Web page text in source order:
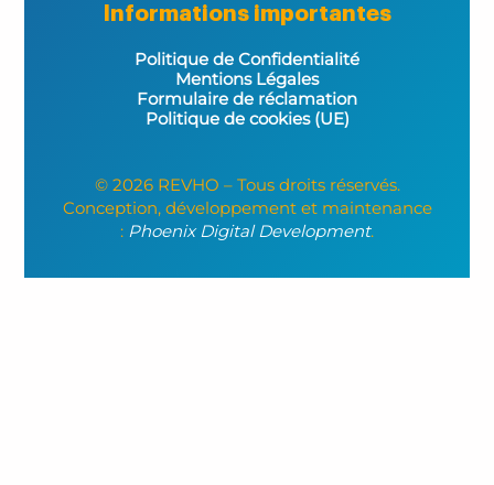
Informations importantes
Politique de Confidentialité
Mentions Légales
Formulaire de réclamation
Politique de cookies (UE)
© 2026 REVHO – Tous droits réservés.
Conception, développement et maintenance
: Phoenix Digital Development.